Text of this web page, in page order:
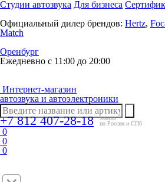
Студии автозвука Для бизнеса
Официальный дилер брендов: Hertz,
Match
Оренбург
Ежедневно с 11:00 до 20:00
Интернет-магазин
автозвука и автоэлектроники
+7 812 407-28-18
заказы
по России и СПб
0
0
0